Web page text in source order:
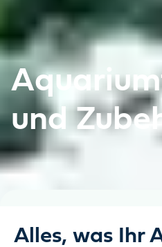
und
Alles, was Ihr